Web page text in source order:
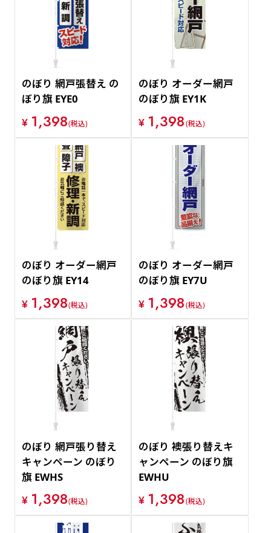
のぼり 網戸張替え の
ぼり旗 EYE0
¥ 1,398(税込)
のぼり オーダー網戸
のぼり旗 EY1K
¥ 1,398(税込)
のぼり オーダー網戸
のぼり旗 EY14
¥ 1,398(税込)
のぼり オーダー網戸
のぼり旗 EY7U
¥ 1,398(税込)
のぼり 網戸張り替え
キャンペーン のぼり
旗 EWHS
¥ 1,398(税込)
のぼり 襖張り替えキ
ャンペーン のぼり旗
EWHU
¥ 1,398(税込)